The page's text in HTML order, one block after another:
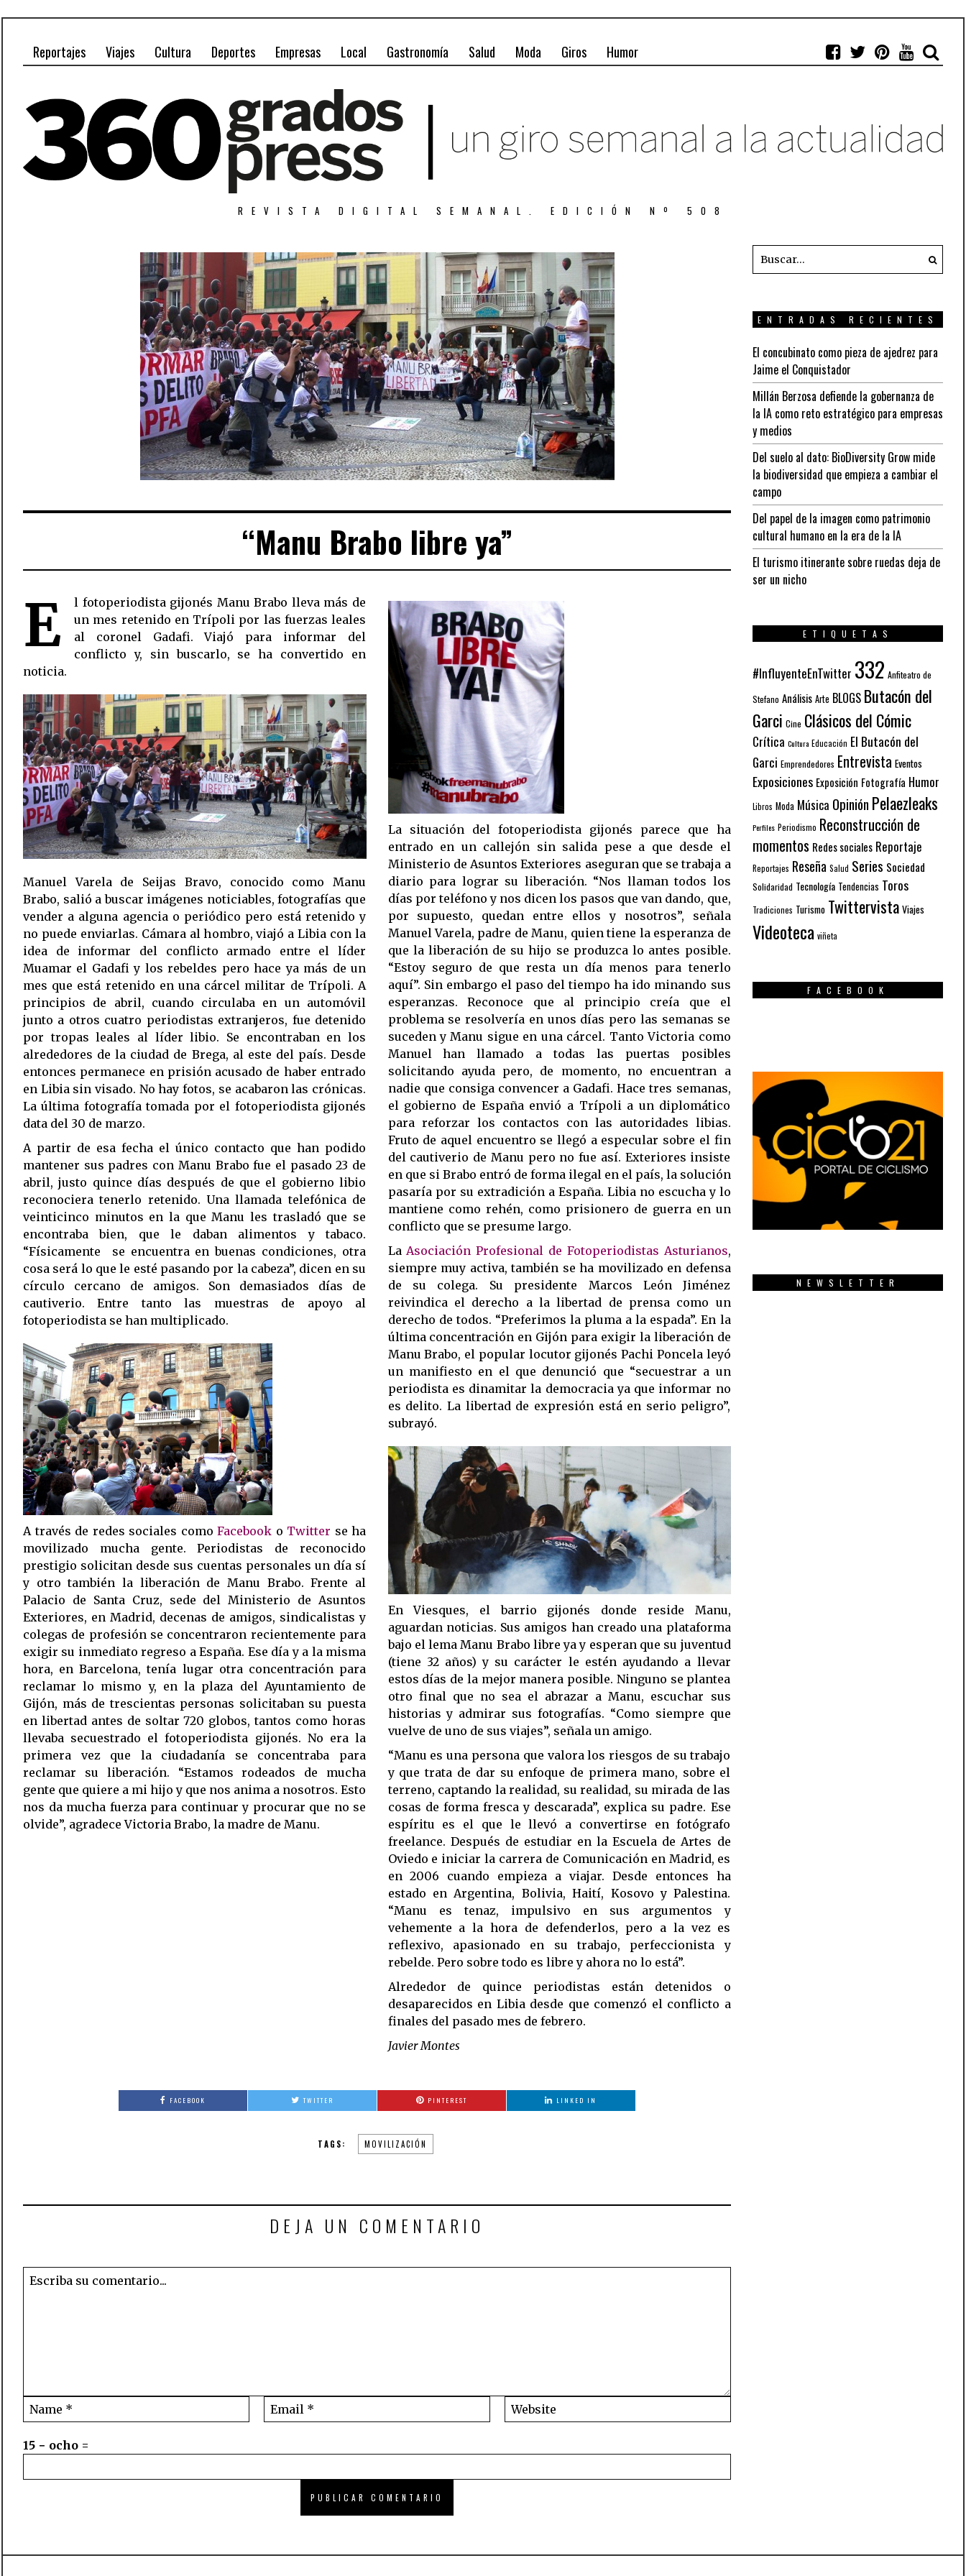
Reportajes Viajes Cultura Deportes Empresas Local Gastronomía Salud Moda Giros Humor
REVISTA DIGITAL SEMANAL. EDICIÓN Nº 508
“Manu Brabo libre ya”
E
l fotoperiodista gijonés Manu Brabo lleva más de
un mes retenido en Trípoli por las fuerzas leales
al coronel Gadafi. Viajó para informar del
conflicto y, sin buscarlo, se ha convertido en
noticia.
Manuel Varela de Seijas Bravo, conocido como Manu
Brabo, salió a buscar imágenes noticiables, fotografías que
vender a alguna agencia o periódico pero está retenido y
no puede enviarlas. Cámara al hombro, viajó a Libia con la
idea de informar del conflicto armado entre el líder
Muamar el Gadafi y los rebeldes pero hace ya más de un
mes que está retenido en una cárcel militar de Trípoli. A
principios de abril, cuando circulaba en un automóvil
junto a otros cuatro periodistas extranjeros, fue detenido
por tropas leales al líder libio. Se encontraban en los
alrededores de la ciudad de Brega, al este del país. Desde
entonces permanece en prisión acusado de haber entrado
en Libia sin visado. No hay fotos, se acabaron las crónicas.
La última fotografía tomada por el fotoperiodista gijonés
data del 30 de marzo.
A partir de esa fecha el único contacto que han podido
mantener sus padres con Manu Brabo fue el pasado 23 de
abril, justo quince días después de que el gobierno libio
reconociera tenerlo retenido. Una llamada telefónica de
veinticinco minutos en la que Manu les trasladó que se
encontraba bien, que le daban alimentos y tabaco.
“Físicamente se encuentra en buenas condiciones, otra
cosa será lo que le esté pasando por la cabeza”, dicen en su
círculo cercano de amigos. Son demasiados días de
cautiverio. Entre tanto las muestras de apoyo al
fotoperiodista se han multiplicado.
A través de redes sociales como Facebook o Twitter se ha
movilizado mucha gente. Periodistas de reconocido
prestigio solicitan desde sus cuentas personales un día sí
y otro también la liberación de Manu Brabo. Frente al
Palacio de Santa Cruz, sede del Ministerio de Asuntos
Exteriores, en Madrid, decenas de amigos, sindicalistas y
colegas de profesión se concentraron recientemente para
exigir su inmediato regreso a España. Ese día y a la misma
hora, en Barcelona, tenía lugar otra concentración para
reclamar lo mismo y, en la plaza del Ayuntamiento de
Gijón, más de trescientas personas solicitaban su puesta
en libertad antes de soltar 720 globos, tantos como horas
llevaba secuestrado el fotoperiodista gijonés. No era la
primera vez que la ciudadanía se concentraba para
reclamar su liberación. “Estamos rodeados de mucha
gente que quiere a mi hijo y que nos anima a nosotros. Esto
nos da mucha fuerza para continuar y procurar que no se
olvide”, agradece Victoria Brabo, la madre de Manu.
La situación del fotoperiodista gijonés parece que ha
entrado en un callejón sin salida pese a que desde el
Ministerio de Asuntos Exteriores aseguran que se trabaja a
diario para lograr su liberación. “Nos llaman todos los
días por teléfono y nos dicen los pasos que van dando, que,
por supuesto, quedan entre ellos y nosotros”, señala
Manuel Varela, padre de Manu, quien tiene la esperanza de
que la liberación de su hijo se produzca lo antes posible.
“Estoy seguro de que resta un día menos para tenerlo
aquí”. Sin embargo el paso del tiempo ha ido minando sus
esperanzas. Reconoce que al principio creía que el
problema se resolvería en unos días pero las semanas se
suceden y Manu sigue en una cárcel. Tanto Victoria como
Manuel han llamado a todas las puertas posibles
solicitando ayuda pero, de momento, no encuentran a
nadie que consiga convencer a Gadafi. Hace tres semanas,
el gobierno de España envió a Trípoli a un diplomático
para reforzar los contactos con las autoridades libias.
Fruto de aquel encuentro se llegó a especular sobre el fin
del cautiverio de Manu pero no fue así. Exteriores insiste
en que si Brabo entró de forma ilegal en el país, la solución
pasaría por su extradición a España. Libia no escucha y lo
mantiene como rehén, como prisionero de guerra en un
conflicto que se presume largo.
La Asociación Profesional de Fotoperiodistas Asturianos,
siempre muy activa, también se ha movilizado en defensa
de su colega. Su presidente Marcos León Jiménez
reivindica el derecho a la libertad de prensa como un
derecho de todos. “Preferimos la pluma a la espada”. En la
última concentración en Gijón para exigir la liberación de
Manu Brabo, el popular locutor gijonés Pachi Poncela leyó
un manifiesto en el que denunció que “secuestrar a un
periodista es dinamitar la democracia ya que informar no
es delito. La libertad de expresión está en serio peligro”,
subrayó.
En Viesques, el barrio gijonés donde reside Manu,
aguardan noticias. Sus amigos han creado una plataforma
bajo el lema Manu Brabo libre ya y esperan que su juventud
(tiene 32 años) y su carácter le estén ayudando a llevar
estos días de la mejor manera posible. Ninguno se plantea
otro final que no sea el abrazar a Manu, escuchar sus
historias y admirar sus fotografías. “Como siempre que
vuelve de uno de sus viajes”, señala un amigo.
“Manu es una persona que valora los riesgos de su trabajo
y que trata de dar su enfoque de primera mano, sobre el
terreno, captando la realidad, su realidad, su mirada de las
cosas de forma fresca y descarada”, explica su padre. Ese
espíritu es el que le llevó a convertirse en fotógrafo
freelance. Después de estudiar en la Escuela de Artes de
Oviedo e iniciar la carrera de Comunicación en Madrid, es
en 2006 cuando empieza a viajar. Desde entonces ha
estado en Argentina, Bolivia, Haití, Kosovo y Palestina.
“Manu es tenaz, impulsivo en sus argumentos y
vehemente a la hora de defenderlos, pero a la vez es
reflexivo, apasionado en su trabajo, perfeccionista y
rebelde. Pero sobre todo es libre y ahora no lo está”.
Alrededor de quince periodistas están detenidos o
desaparecidos en Libia desde que comenzó el conflicto a
finales del pasado mes de febrero.
Javier Montes
FACEBOOK TWITTER PINTEREST LINKED IN
TAGS: MOVILIZACIÓN
DEJA UN COMENTARIO
15 − ocho =
ENTRADAS RECIENTES
El concubinato como pieza de ajedrez para
Jaime el Conquistador
Millán Berzosa defiende la gobernanza de
la IA como reto estratégico para empresas
y medios
Del suelo al dato: BioDiversity Grow mide
la biodiversidad que empieza a cambiar el
campo
Del papel de la imagen como patrimonio
cultural humano en la era de la IA
El turismo itinerante sobre ruedas deja de
ser un nicho
ETIQUETAS
#InfluyenteEnTwitter 332 Anfiteatro de
Stefano Análisis Arte BLOGS Butacón del
Garci Cine Clásicos del Cómic
Crítica Cultura Educación El Butacón del
Garci Emprendedores Entrevista Eventos
Exposiciones Exposición Fotografía Humor
Libros Moda Música Opinión Pelaezleaks
Perfiles Periodismo Reconstrucción de
momentos Redes sociales Reportaje
Reportajes Reseña Salud Series Sociedad
Solidaridad Tecnología Tendencias Toros
Tradiciones Turismo Twittervista Viajes
Videoteca viñeta
FACEBOOK
NEWSLETTER